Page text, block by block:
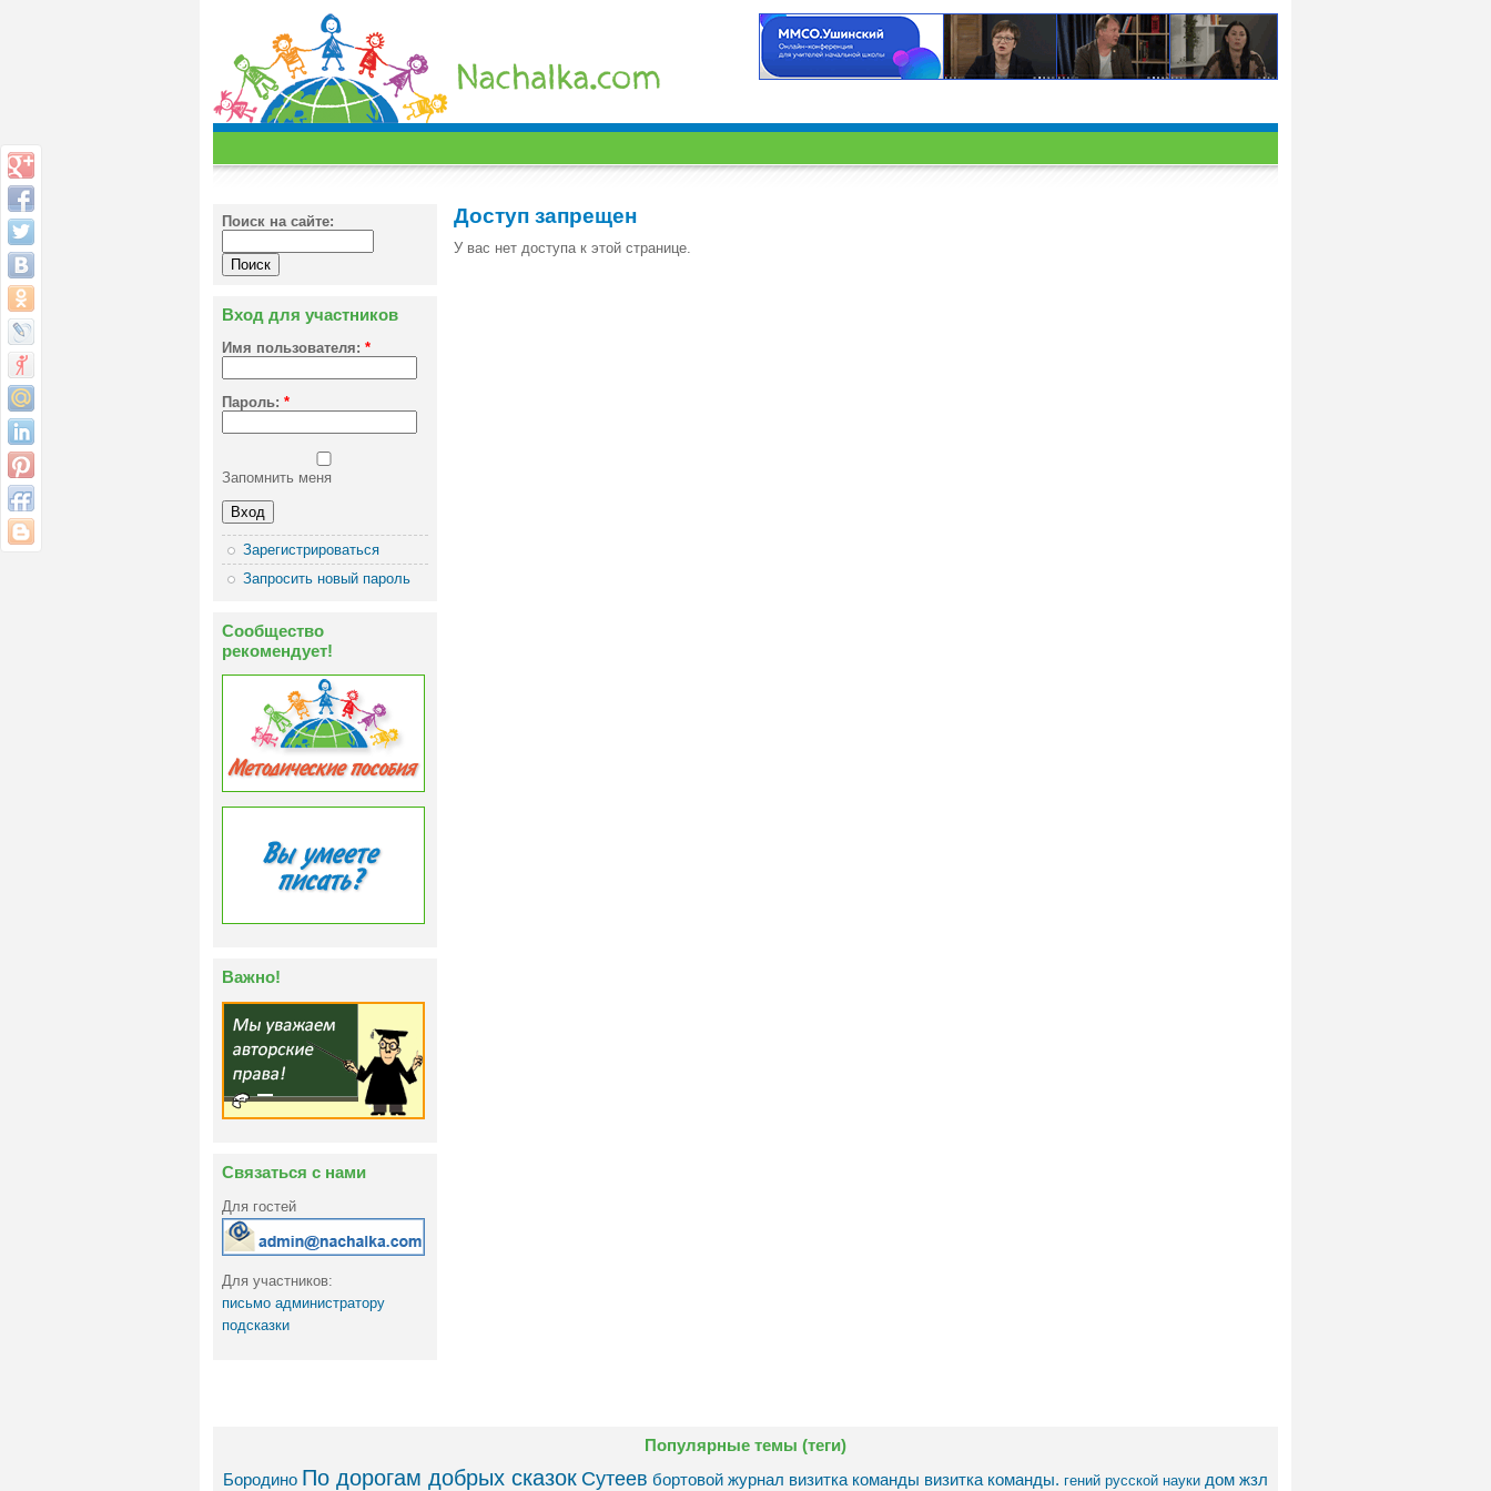
Поиск на сайте:
Вход для участников
Имя пользователя: *
Пароль: *
Запомнить меня
Зарегистрироваться
Запросить новый пароль
Сообщество
рекомендует!
Важно!
Связаться с нами
Для гостей
Для участников:
письмо администратору
подсказки
Доступ запрещен
У вас нет доступа к этой странице.
Популярные темы (теги)
Бородино По дорогам добрых сказок Сутеев бортовой журнал визитка команды визитка команды. гений русской науки дом жзл